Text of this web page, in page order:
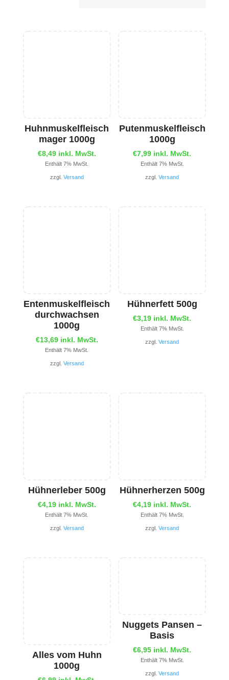
Huhnmuskelfleisch
mager 1000g
€8,49 inkl. MwSt.
Enthält 7% MwSt.
zzgl. Versand
Putenmuskelfleisch
1000g
€7,99 inkl. MwSt.
Enthält 7% MwSt.
zzgl.Versand
Entenmuskelfleisch
durchwachsen
1000g
€13,69 inkl. MwSt.
Enthält 7% MwSt.
zzgl. Versand
Hühnerfett 500g
€3,19 inkl. MwSt.
Enthält 7% MwSt.
zzgl.Versand
Hühnerleber 500g
€4,19 inkl. MwSt.
Enthält 7% MwSt.
zzgl. Versand
Hühnerherzen 500g
€4,19 inkl. MwSt.
Enthält 7% MwSt.
zzgl.Versand
Alles vom Huhn
1000g
Nuggets Pansen –
Basis
€6,95 inkl. MwSt.
Enthält 7% MwSt.
zzgl.Versand